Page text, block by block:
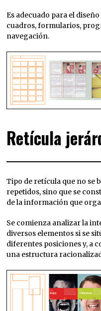
Es adecuado para el
cuadros, formularios,
navegación.
Retícula
Tipo de retícula que no se
repetidos, sino que se
de la información que
Se comienza analizar la
diversos elementos si se
diferentes posiciones y, a
una estructura